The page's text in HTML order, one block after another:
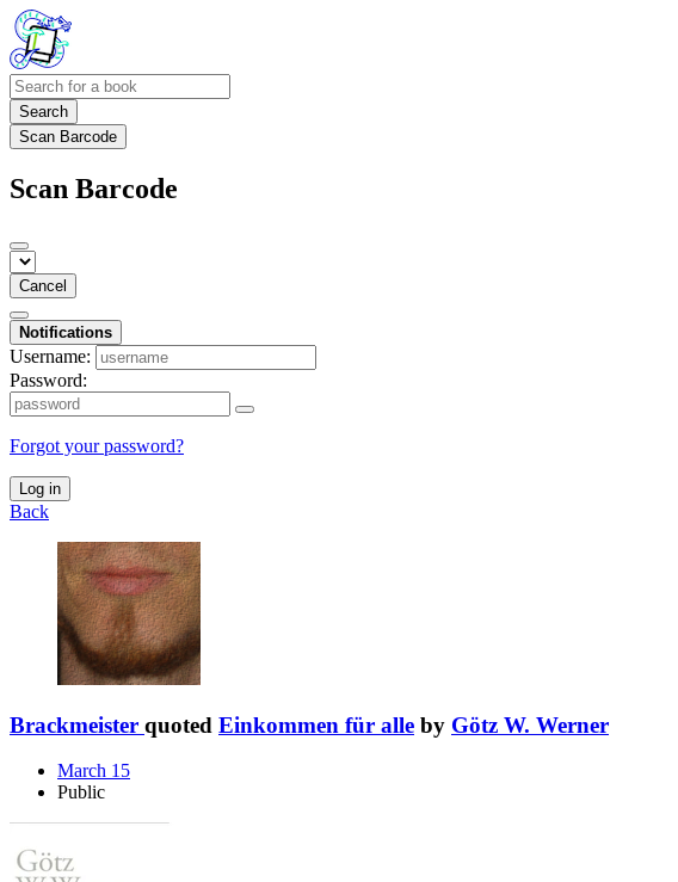
Search
Scan Barcode
Scan Barcode
Cancel
Notifications
Username:
Password:
Forgot your password?
Log in
Back
Brackmeister quoted Einkommen für alle by Götz W. Werner
March 15
Public